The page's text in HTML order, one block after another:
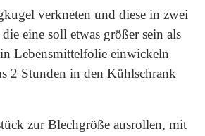
verkneten und diese in zwei
eine soll etwas größer sein als
Lebensmittelfolie einwickeln
2 Stunden in den Kühlschrank
zur Blechgröße ausrollen, mit